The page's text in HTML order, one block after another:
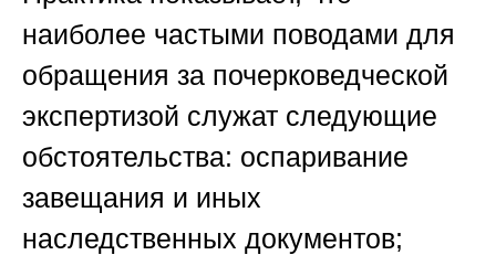
наиболее частыми поводами для
обращения за почерковедческой
экспертизой служат следующие
обстоятельства: оспаривание
завещания и иных
наследственных документов;